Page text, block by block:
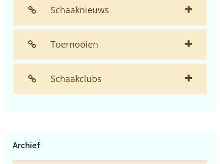
Schaaknieuws
Toernooien
Schaakclubs
Archief